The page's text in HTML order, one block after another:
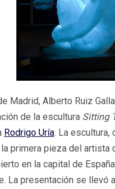
Madrid, Alberto Ruiz
de la escultura Sitting
Rodrigo Uría. La escultura,
primera pieza del artista
en la capital de
La presentación se llevó